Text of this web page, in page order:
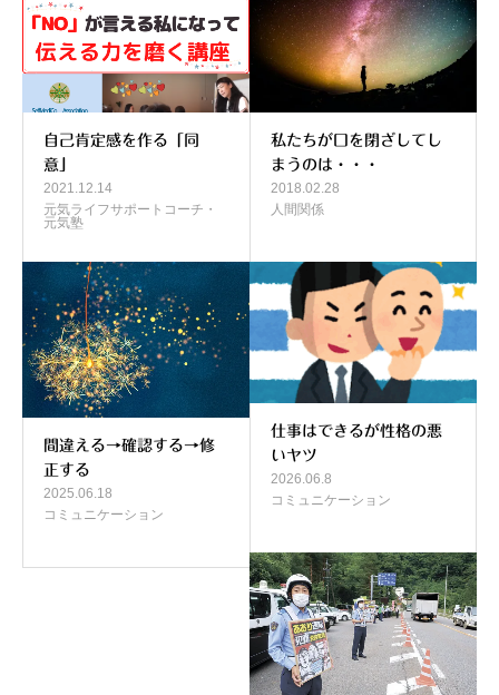
自己肯定感を作る「同
意」
2021.12.14
元気ライフサポートコーチ・
元気塾
私たちが口を閉ざしてし
まうのは・・・
2018.02.28
人間関係
間違える→確認する→修
正する
2025.06.18
コミュニケーション
仕事はできるが性格の悪
いヤツ
2026.06.8
コミュニケーション